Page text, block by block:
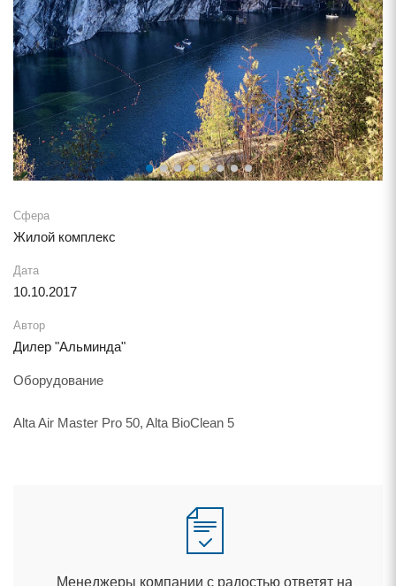
Сфера
Жилой комплекс
Дата
10.10.2017
Автор
Дилер "Альминда"
Оборудование
Alta Air Master Pro 50, Alta BioClean 5
Менеджеры компании с радостью ответят на